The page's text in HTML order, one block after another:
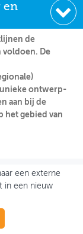
en
de
voldoen. De
ontwerp-
aan bij de
het gebied van
een externe
in een nieuw